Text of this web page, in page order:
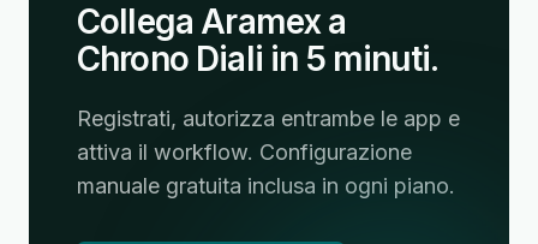
Collega Aramex a
Chrono Diali in 5 minuti.
Registrati, autorizza entrambe le app e
attiva il workflow. Configurazione
manuale gratuita inclusa in ogni piano.